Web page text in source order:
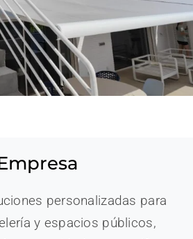
personalizadas para
y espacios públicos,